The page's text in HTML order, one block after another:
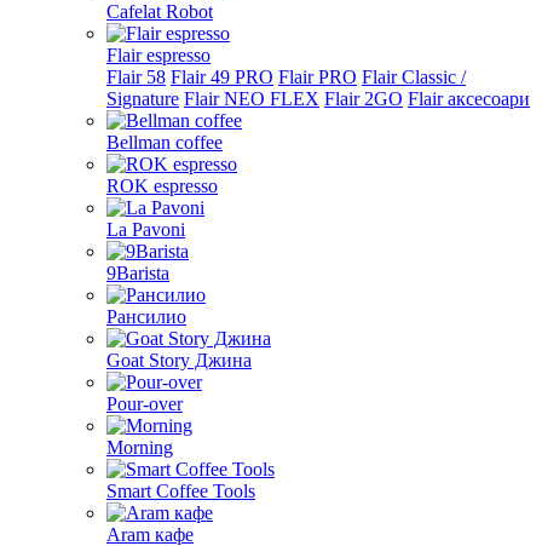
Cafelat Robot
Flair espresso
Flair 58 Flair 49 PRO Flair PRO Flair Classic /
Signature Flair NEO FLEX Flair 2GO Flair аксесоари
Bellman coffee
ROK espresso
La Pavoni
9Barista
Рансилио
Goat Story Джина
Pour-over
Morning
Smart Coffee Tools
Aram кафе